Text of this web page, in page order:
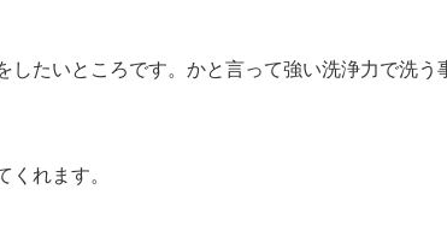
たいところです。かと言って強い洗浄力で洗う
れます。